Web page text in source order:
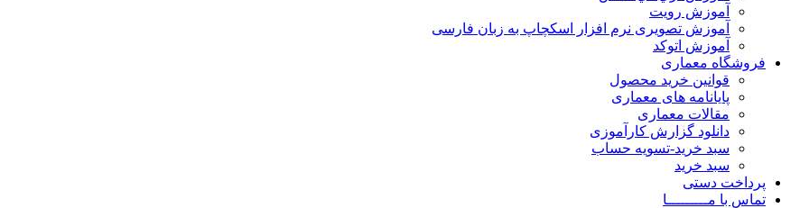
آموزش رویت
آموزش تصویری نرم افزار اسکچاپ به زبان فارسی
آموزش اتوکد
فروشگاه معماری
قوانین خرید محصول
پایانامه های معماری
مقالات معماری
دانلود گزارش کارآموزی
سبد خرید-تسویه حساب
سبد خرید
پرداخت دستی
تماس با مـــــــــا